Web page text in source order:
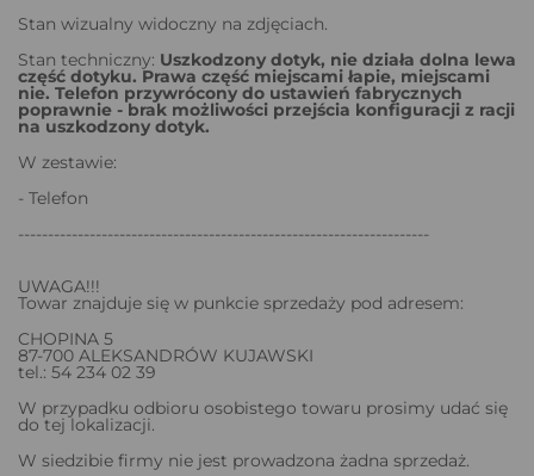
Stan wizualny widoczny na zdjęciach.
Stan techniczny: Uszkodzony dotyk, nie działa dolna lewa
część dotyku. Prawa część miejscami łapie, miejscami
nie. Telefon przywrócony do ustawień fabrycznych
poprawnie - brak możliwości przejścia konfiguracji z racji
na uszkodzony dotyk.
W zestawie:
- Telefon
---------------------------------------------------------------------
UWAGA!!!
Towar znajduje się w punkcie sprzedaży pod adresem:
CHOPINA 5
87-700 ALEKSANDRÓW KUJAWSKI
tel.: 54 234 02 39
W przypadku odbioru osobistego towaru prosimy udać się
do tej lokalizacji.
W siedzibie firmy nie jest prowadzona żadna sprzedaż.